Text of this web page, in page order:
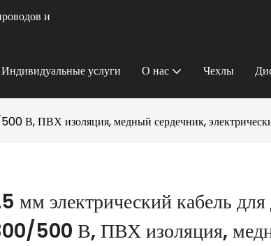
и
Индивидуальные услуги О нас Чехлы
В, ПВХ изоляция, медный сердечник,
мм электрический кабель
500 В, ПВХ изоляция,